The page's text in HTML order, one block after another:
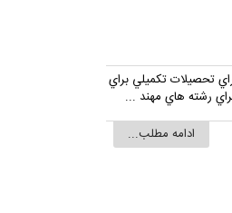
تحصيلات تکميلي براي
ادامه مطلب...